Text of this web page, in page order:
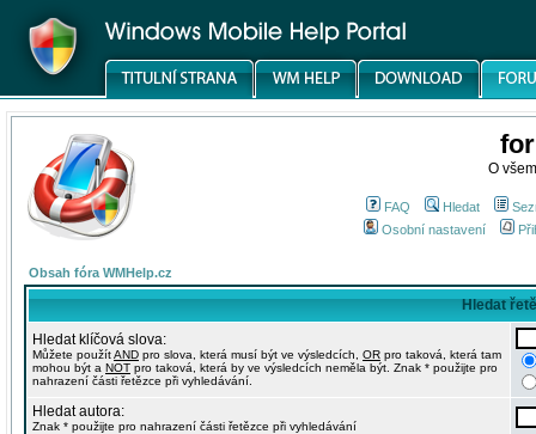
O
FAQ Hledat
Osobní nastavení
Obsah fóra WMHelp.cz
Hledat
Hledat klíčová slova:
Můžete použítAND pro slova, která musí být ve výsledcích, OR pro taková, která tam
mohou být a NOT pro taková, která by ve výsledcích neměla být. Znak * použijte pro
nahrazení části řetězce při vyhledávání.
Hledat autora:
Znak * použijte pro nahrazení části řetězce při vyhledávání